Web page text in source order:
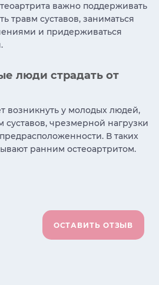
важно поддерживать
травм суставов, заниматься
и придерживаться
люди страдать от
возникнуть у молодых людей,
суставов, чрезмерной нагрузки
В таких
ранним остеоартритом.
ОСТАВИТЬ ОТЗЫВ